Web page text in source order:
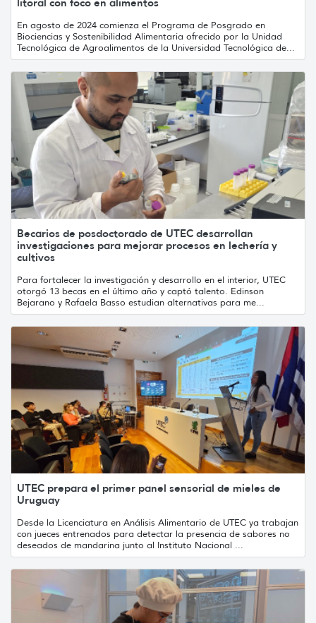
En agosto de 2024 comienza el Programa de Posgrado en
Biociencias y Sostenibilidad Alimentaria ofrecido por la Unidad
Tecnológica de Agroalimentos de la Universidad Tecnológica de...
Becarios de posdoctorado de UTEC desarrollan
investigaciones para mejorar procesos en lechería y
cultivos
Para fortalecer la investigación y desarrollo en el interior, UTEC
otorgó 13 becas en el último año y captó talento. Edinson
Bejarano y Rafaela Basso estudian alternativas para me...
UTEC prepara el primer panel sensorial de mieles de
Uruguay
Desde la Licenciatura en Análisis Alimentario de UTEC ya trabajan
con jueces entrenados para detectar la presencia de sabores no
deseados de mandarina junto al Instituto Nacional ...